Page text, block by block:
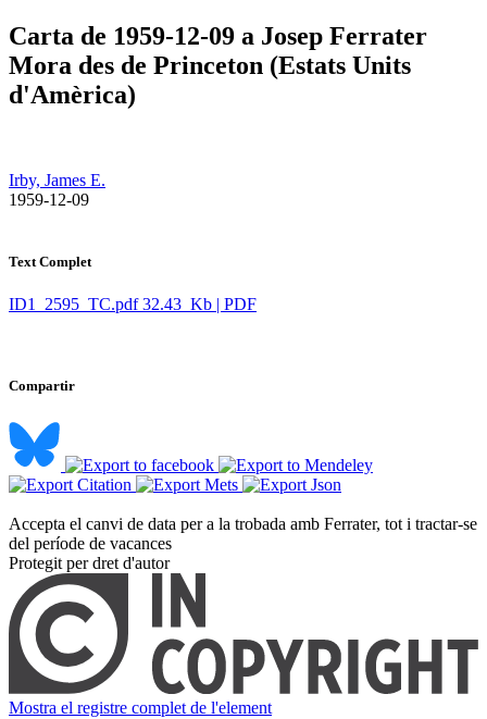
Carta de 1959-12-09 a Josep Ferrater
Mora des de Princeton (Estats Units
d'Amèrica)
Irby, James E.
​ 1959-12-09
Text Complet
ID1_2595_TC.pdf 32.43 Kb | PDF
Compartir
Accepta el canvi de data per a la trobada amb Ferrater, tot i tractar-se
del període de vacances ​
Protegit per dret d'autor
Mostra el registre complet de l'element